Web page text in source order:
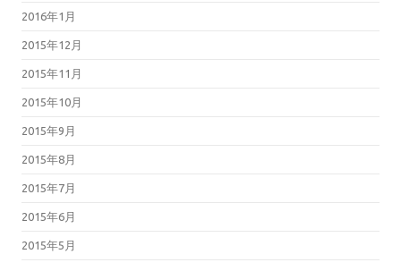
2016年1月
2015年12月
2015年11月
2015年10月
2015年9月
2015年8月
2015年7月
2015年6月
2015年5月